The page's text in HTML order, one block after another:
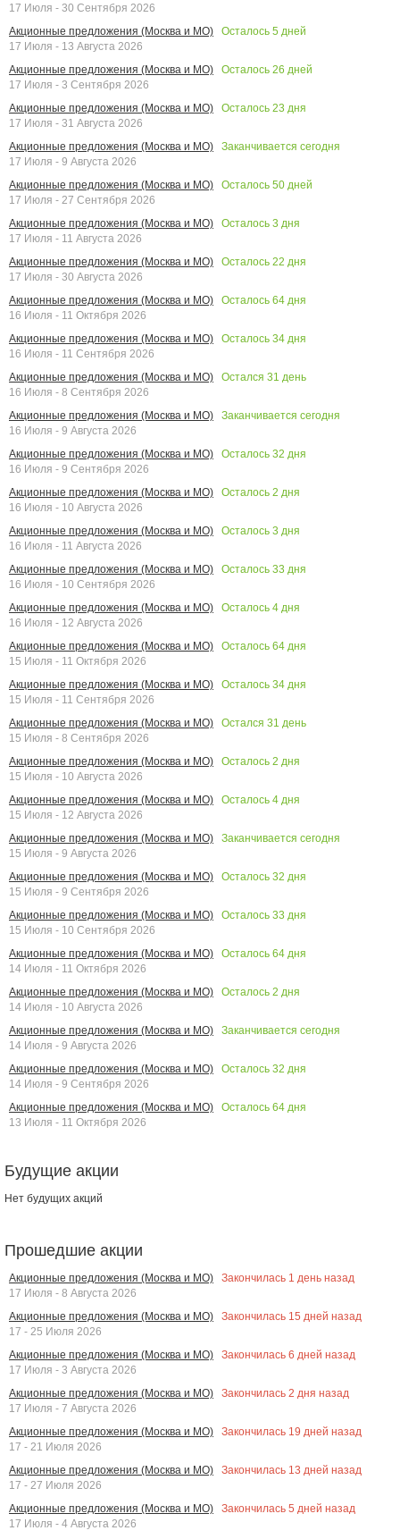
17 Июля - 30 Сентября 2026
Акционные предложения (Москва и МО)
Осталось 5 дней
17 Июля - 13 Августа 2026
Акционные предложения (Москва и МО)
Осталось 26 дней
17 Июля - 3 Сентября 2026
Акционные предложения (Москва и МО)
Осталось 23 дня
17 Июля - 31 Августа 2026
Акционные предложения (Москва и МО)
Заканчивается сегодня
17 Июля - 9 Августа 2026
Акционные предложения (Москва и МО)
Осталось 50 дней
17 Июля - 27 Сентября 2026
Акционные предложения (Москва и МО)
Осталось 3 дня
17 Июля - 11 Августа 2026
Акционные предложения (Москва и МО)
Осталось 22 дня
17 Июля - 30 Августа 2026
Акционные предложения (Москва и МО)
Осталось 64 дня
16 Июля - 11 Октября 2026
Акционные предложения (Москва и МО)
Осталось 34 дня
16 Июля - 11 Сентября 2026
Акционные предложения (Москва и МО)
Остался 31 день
16 Июля - 8 Сентября 2026
Акционные предложения (Москва и МО)
Заканчивается сегодня
16 Июля - 9 Августа 2026
Акционные предложения (Москва и МО)
Осталось 32 дня
16 Июля - 9 Сентября 2026
Акционные предложения (Москва и МО)
Осталось 2 дня
16 Июля - 10 Августа 2026
Акционные предложения (Москва и МО)
Осталось 3 дня
16 Июля - 11 Августа 2026
Акционные предложения (Москва и МО)
Осталось 33 дня
16 Июля - 10 Сентября 2026
Акционные предложения (Москва и МО)
Осталось 4 дня
16 Июля - 12 Августа 2026
Акционные предложения (Москва и МО)
Осталось 64 дня
15 Июля - 11 Октября 2026
Акционные предложения (Москва и МО)
Осталось 34 дня
15 Июля - 11 Сентября 2026
Акционные предложения (Москва и МО)
Остался 31 день
15 Июля - 8 Сентября 2026
Акционные предложения (Москва и МО)
Осталось 2 дня
15 Июля - 10 Августа 2026
Акционные предложения (Москва и МО)
Осталось 4 дня
15 Июля - 12 Августа 2026
Акционные предложения (Москва и МО)
Заканчивается сегодня
15 Июля - 9 Августа 2026
Акционные предложения (Москва и МО)
Осталось 32 дня
15 Июля - 9 Сентября 2026
Акционные предложения (Москва и МО)
Осталось 33 дня
15 Июля - 10 Сентября 2026
Акционные предложения (Москва и МО)
Осталось 64 дня
14 Июля - 11 Октября 2026
Акционные предложения (Москва и МО)
Осталось 2 дня
14 Июля - 10 Августа 2026
Акционные предложения (Москва и МО)
Заканчивается сегодня
14 Июля - 9 Августа 2026
Акционные предложения (Москва и МО)
Осталось 32 дня
14 Июля - 9 Сентября 2026
Акционные предложения (Москва и МО)
Осталось 64 дня
13 Июля - 11 Октября 2026
Будущие акции
Нет будущих акций
Прошедшие акции
Акционные предложения (Москва и МО) Закончилась 1 день назад
17 Июля - 8 Августа 2026
Акционные предложения (Москва и МО)
Закончилась 15 дней назад
17 - 25 Июля 2026
Акционные предложения (Москва и МО)
Закончилась 6 дней назад
17 Июля - 3 Августа 2026
Акционные предложения (Москва и МО)
Закончилась 2 дня назад
17 Июля - 7 Августа 2026
Акционные предложения (Москва и МО)
Закончилась 19 дней назад
17 - 21 Июля 2026
Акционные предложения (Москва и МО)
Закончилась 13 дней назад
17 - 27 Июля 2026
Акционные предложения (Москва и МО)
Закончилась 5 дней назад
17 Июля - 4 Августа 2026